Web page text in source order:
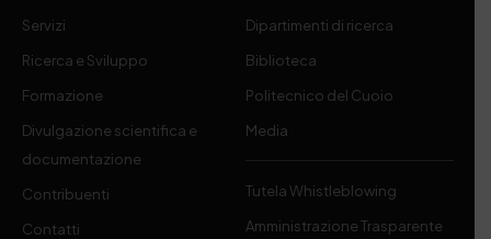
Servizi
Ricerca e Sviluppo
Formazione
Divulgazione scientifica e
documentazione
Contribuenti
Contatti
Dipartimenti di ricerca
Biblioteca
Politecnico del Cuoio
Media
Tutela Whistleblowing
Amministrazione Trasparente